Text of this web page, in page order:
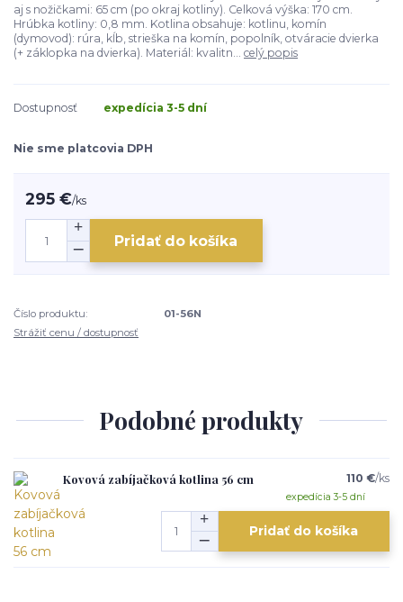
aj s nožičkami: 65 cm (po okraj kotliny). Celková výška: 170 cm.
Hrúbka kotliny: 0,8 mm. Kotlina obsahuje: kotlinu, komín
(dymovod): rúra, kĺb, strieška na komín, popolník, otváracie dvierka
(+ záklopka na dvierka). Materiál: kvalitn... celý popis
Dostupnosť expedícia 3-5 dní
Nie sme platcovia DPH
295 €/ks
Pridať do košíka
Číslo produktu:
01-56N
Strážiť cenu / dostupnosť
Podobné produkty
Kovová zabíjačková kotlina 56 cm 110 €/ks
expedícia 3-5 dní
Pridať do košíka